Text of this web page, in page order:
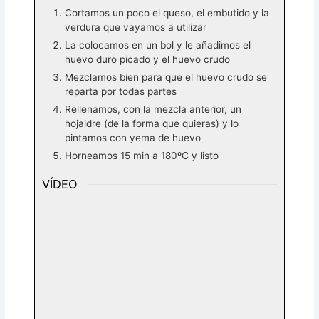
Cortamos un poco el queso, el embutido y la
verdura que vayamos a utilizar
La colocamos en un bol y le añadimos el
huevo duro picado y el huevo crudo
Mezclamos bien para que el huevo crudo se
reparta por todas partes
Rellenamos, con la mezcla anterior, un
hojaldre (de la forma que quieras) y lo
pintamos con yema de huevo
Horneamos 15 min a 180ºC y listo
VÍDEO